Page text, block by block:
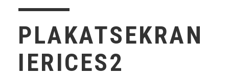
PLAKATSEKRAN
IERICES2